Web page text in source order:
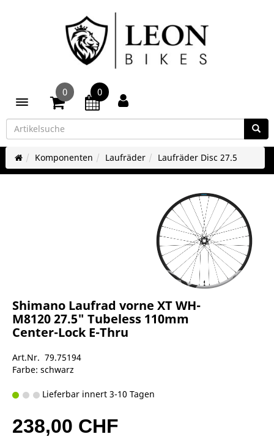
Toggle navigation
0 0
Komponenten Laufräder Laufräder Disc 27.5
Shimano Laufrad vorne XT WH-
M8120 27.5" Tubeless 110mm
Center-Lock E-Thru
Art.Nr. 79.75194
Farbe: schwarz
Lieferbar innert 3-10 Tagen
238,00 CHF